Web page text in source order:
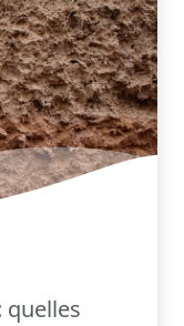
quelles